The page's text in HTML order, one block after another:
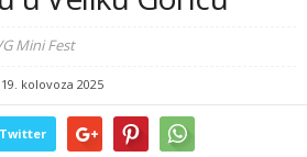
Mini Fest
19. kolovoza 2025
Twitter